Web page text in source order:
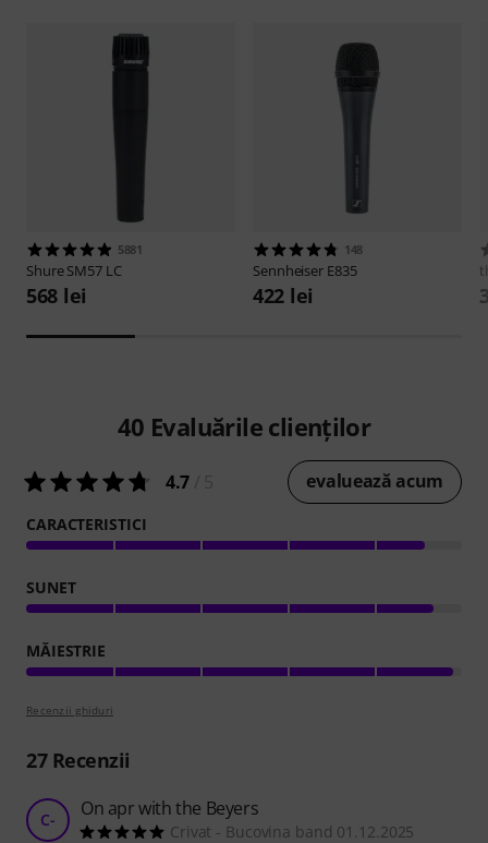
5881
ShureSM57 LC
568 lei
148
Sennheiser E835
422 lei
40 Evaluările clienților
4.7 evaluează acum
CARACTERISTICI
SUNET
MĂIESTRIE
Recenzii ghiduri
27Recenzii
C- On apr with the Beyers
Crivat - Bucovina band 01.12.2025